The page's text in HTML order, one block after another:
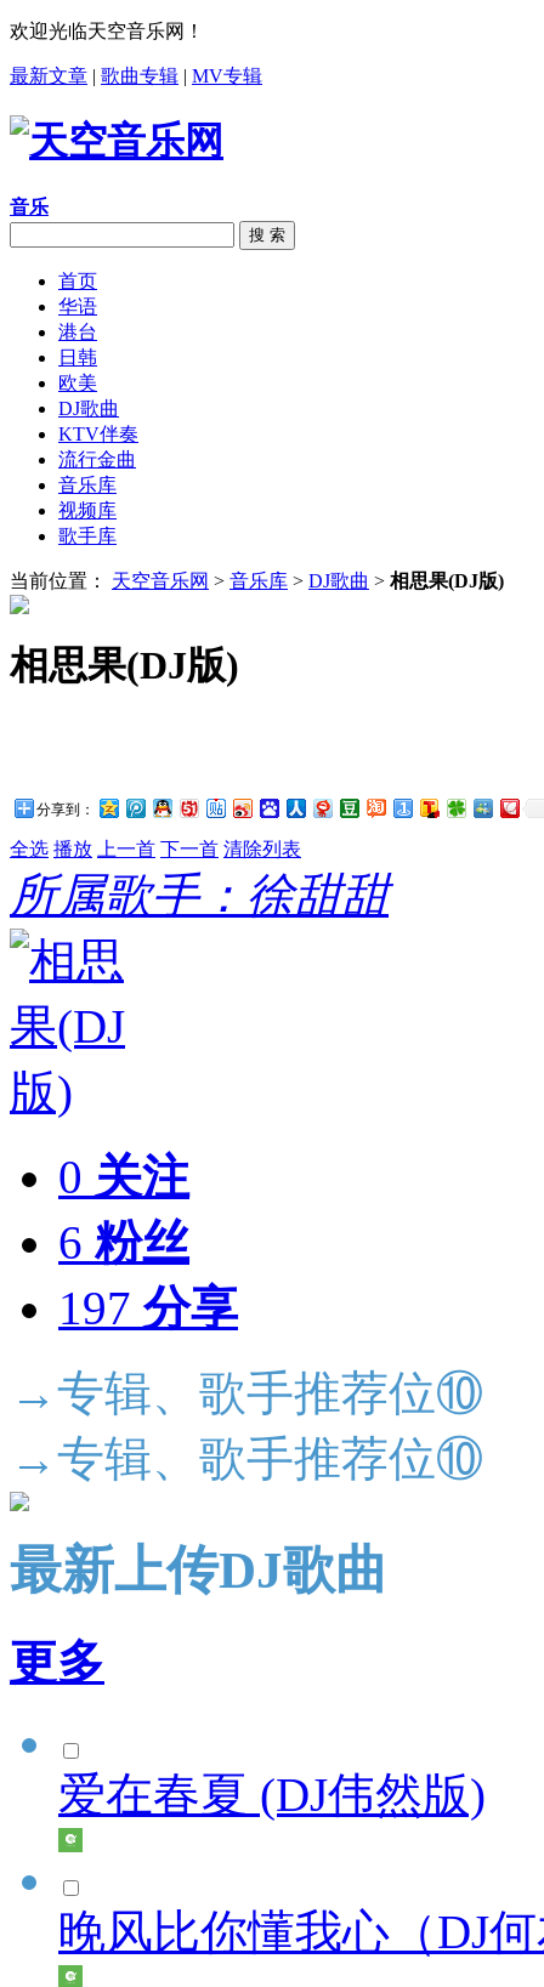
欢迎光临天空音乐网！
最新文章 | 歌曲专辑 | MV专辑
音乐
搜 索
首页
华语
港台
日韩
欧美
DJ歌曲
KTV伴奏
流行金曲
音乐库
视频库
歌手库
当前位置： 天空音乐网 > 音乐库 > DJ歌曲 > 相思果(DJ版)
相思果(DJ版)
分享到：
全选 播放 上一首 下一首 清除列表
所属歌手：徐甜甜
0 关注
6 粉丝
197 分享
→专辑、歌手推荐位⑩
→专辑、歌手推荐位⑩
最新上传DJ歌曲
更多
爱在春夏 (DJ伟然版)
晚风比你懂我心（DJ